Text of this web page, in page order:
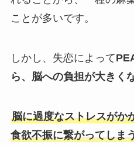
ことが多いです。
しかし、失恋によって
ら、脳への負担が大きく
脳に過度なストレスがか
食欲不振に繋がってしま